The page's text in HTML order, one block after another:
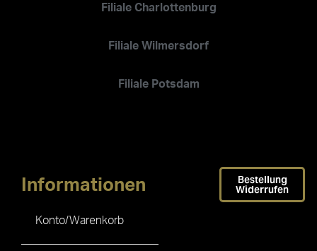
Filiale Charlottenburg
Filiale Wilmersdorf
Filiale Potsdam
Informationen
Konto/Warenkorb
Bestellung
Widerrufen